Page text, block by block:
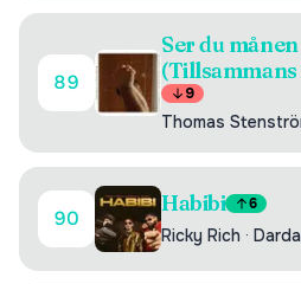
89
Ser du
(Tillsammans
9
Thomas
90
Habibi 6
Ricky Rich ·